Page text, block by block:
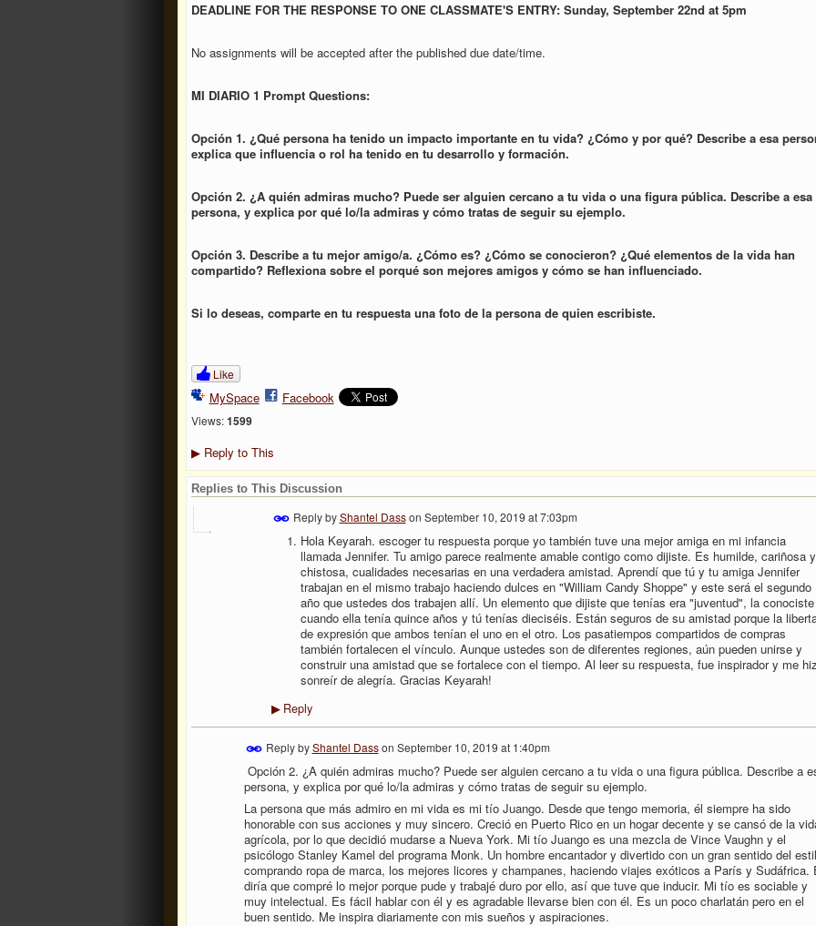
DEADLINE FOR THE RESPONSE TO ONE CLASSMATE'S ENTRY: Sunday, September 22nd at 5pm
No assignments will be accepted after the published due date/time.
MI DIARIO 1 Prompt Questions:
Opción 1. ¿Qué persona ha tenido un impacto importante en tu vida? ¿Cómo y por qué? Describe a esa
explica que influencia o rol ha tenido en tu desarrollo y formación.
Opción 2. ¿A quién admiras mucho? Puede ser alguien cercano a tu vida o una figura pública. Describe a esa
persona, y explica por qué lo/la admiras y cómo tratas de seguir su ejemplo.
Opción 3. Describe a tu mejor amigo/a. ¿Cómo es? ¿Cómo se conocieron? ¿Qué elementos de la vida han
compartido? Reflexiona sobre el porqué son mejores amigos y cómo se han influenciado.
Si lo deseas, comparte en tu respuesta una foto de la persona de quien escribiste.
Like
MySpace Facebook
Views: 1599
▶Reply to This
Replies to This Discussion
Reply byShantel Dasson September 10, 2019 at 7:03pm
Hola Keyarah. escoger tu respuesta porque yo también tuve una mejor amiga en mi infancia
llamada Jennifer. Tu amigo parece realmente amable contigo como dijiste. Es humilde, cariñosa y
chistosa, cualidades necesarias en una verdadera amistad. Aprendí que tú y tu amiga Jennifer
trabajan en el mismo trabajo haciendo dulces en "William Candy Shoppe" y este será el segundo
año que ustedes dos trabajen allí. Un elemento que dijiste que tenías era "juventud", la conociste
cuando ella tenía quince años y tú tenías dieciséis. Están seguros de su amistad porque la
de expresión que ambos tenían el uno en el otro. Los pasatiempos compartidos de compras
también fortalecen el vínculo. Aunque ustedes son de diferentes regiones, aún pueden unirse y
construir una amistad que se fortalece con el tiempo. Al leer su respuesta, fue inspirador y me
sonreír de alegría. Gracias Keyarah!
▶Reply
Reply byShantel Dasson September 10, 2019 at 1:40pm
Opción 2. ¿A quién admiras mucho? Puede ser alguien cercano a tu vida o una figura pública. Describe a
persona, y explica por qué lo/la admiras y cómo tratas de seguir su ejemplo.
La persona que más admiro en mi vida es mi tío Juango. Desde que tengo memoria, él siempre ha sido
honorable con sus acciones y muy sincero. Creció en Puerto Rico en un hogar decente y se cansó de la
agrícola, por lo que decidió mudarse a Nueva York. Mi tío Juango es una mezcla de Vince Vaughn y el
psicólogo Stanley Kamel del programa Monk. Un hombre encantador y divertido con un gran sentido del
comprando ropa de marca, los mejores licores y champanes, haciendo viajes exóticos a París y Sudáfrica.
diría que compré lo mejor porque pude y trabajé duro por ello, así que tuve que inducir. Mi tío es sociable y
muy intelectual. Es fácil hablar con él y es agradable llevarse bien con él. Es un poco charlatán pero en el
buen sentido. Me inspira diariamente con mis sueños y aspiraciones.